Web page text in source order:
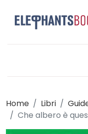
Home Libri
Che albero è